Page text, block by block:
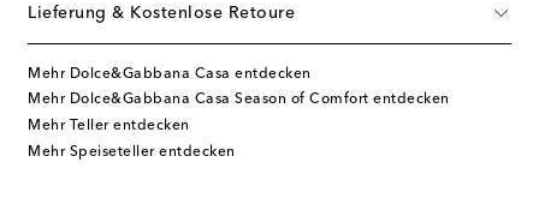
Lieferung & Kostenlose Retoure
Mehr Dolce&Gabbana Casa entdecken
Mehr Dolce&Gabbana Casa Season of Comfort entdecken
Mehr Teller entdecken
Mehr Speiseteller entdecken